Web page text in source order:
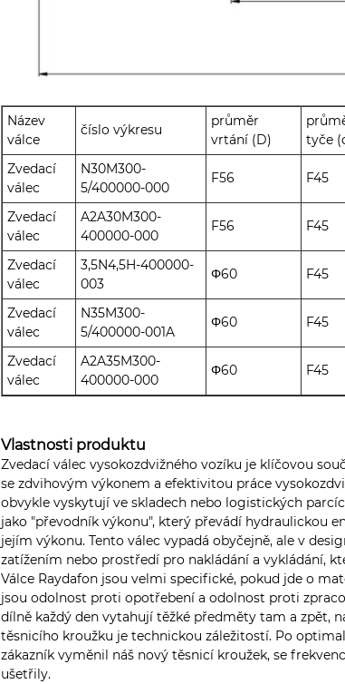
Název
válce
číslo výkresu
průměr
vrtání (D)
tyče
Zvedací
válec
N30M300-
5/400000-000
F56 F45
Zvedací
válec
A2A30M300-
400000-000
F56 F45
Zvedací
válec
3,5N4,5H-400000-
003
Φ60 F45
Zvedací
válec
N35M300-
5/400000-001A
Φ60 F45
Zvedací
válec
A2A35M300-
400000-000
Φ60 F45
Vlastnosti produktu
Zvedací válec vysokozdvižného vozíku je klíčovou
se zdvihovým výkonem a efektivitou práce
obvykle vyskytují ve skladech nebo logistických
jako "převodník výkonu", který převádí hydraulickou
jejím výkonu. Tento válec vypadá obyčejně, ale v
zatížením nebo prostředí pro nakládání a vykládání,
Válce Raydafon jsou velmi specifické, pokud jde o
jsou odolnost proti opotřebení a odolnost proti
dílně každý den vytahují těžké předměty tam a zpět,
těsnicího kroužku je technickou záležitostí. Po
zákazník vyměnil náš nový těsnicí kroužek, se
ušetřily.